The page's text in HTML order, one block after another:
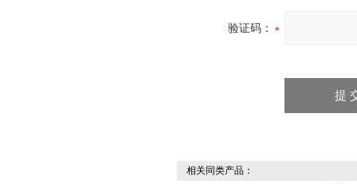
验证码：
相关同类产品：